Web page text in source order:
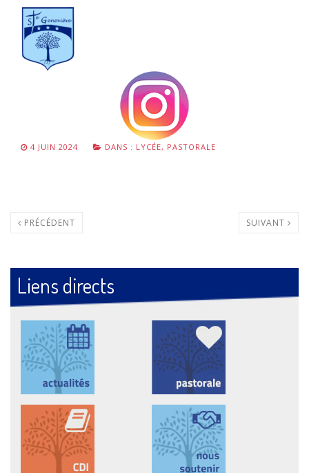
4 JUIN 2024 DANS : LYCÉE, PASTORALE
PRÉCÉDENT SUIVANT
Liens directs